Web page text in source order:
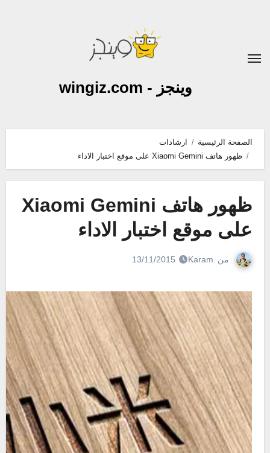
وينجز - wingiz.com
الصفحة الرئيسية
ارشادات
ظهور هاتف Xiaomi Gemini على موقع اختبار الاداء
ظهور هاتف Xiaomi Gemini
على موقع اختبار الاداء
من Karam
13/11/2015